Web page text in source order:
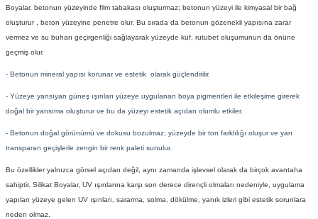
Boyalar, betonun yüzeyinde film tabakası oluşturmaz; betonun yüzeyi ile kimyasal bir bağ
oluşturur , beton yüzeyine penetre olur. Bu sırada da betonun gözenekli yapısına zarar
vermez ve su buharı geçirgenliği sağlayarak yüzeyde küf, rutubet oluşumunun da önüne
geçmiş olur.
- Betonun mineral yapısı korunar ve estetik olarak güçlendirilir.
- Yüzeye yansıyan güneş ışınları yüzeye uygulanan boya pigmentleri ile etkileşime girerek
doğal bir yansıma oluşturur ve bu da yüzeyi estetik açıdan olumlu etkiler.
- Betonun doğal görünümü ve dokusu bozulmaz, yüzeyde bir ton farklılığı oluşur ve yarı
transparan geçişlerle zengin bir renk paleti sunulur.
Bu özellikler yalnızca görsel açıdan değil, aynı zamanda işlevsel olarak da birçok avantaha
sahiptir. Silikat Boyalar, UV ışınlarına karşı son derece dirençli olmaları nedeniyle, uygulama
yapılan yüzeye gelen UV ışınları, sararma, solma, dökülme, yanık izleri gibi estetik sorunlara
neden olmaz.